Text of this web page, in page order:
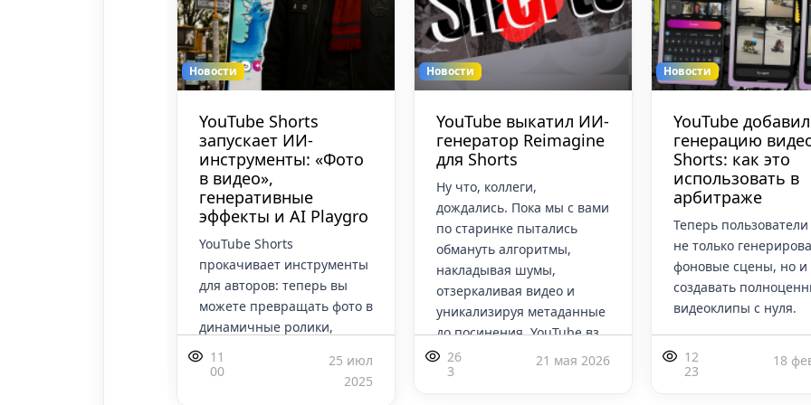
Новости
YouTube Shorts
запускает ИИ-
инструменты: «Фото
в видео»,
генеративные
эффекты и AI Playgro
YouTube Shorts
прокачивает инструменты
для авторов: теперь вы
можете превращать фото в
динамичные ролики,
применять генеративные
спецэффекты и
11
00
25 июл
2025
Новости
YouTube выкатил ИИ-
генератор Reimagine
для Shorts
Ну что, коллеги,
дождались. Пока мы с вами
по старинке пытались
обмануть алгоритмы,
накладывая шумы,
отзеркаливая видео и
уникализируя метаданные
до посинения, YouTube вз
26
3
21 мая 2026
Новости
YouTube
генерацию
Shorts: как это
использовать в
арбитраже
Теперь пользователи
не только
фоновые сцены, но и
создавать
видеоклипы с нуля.
12
23
18